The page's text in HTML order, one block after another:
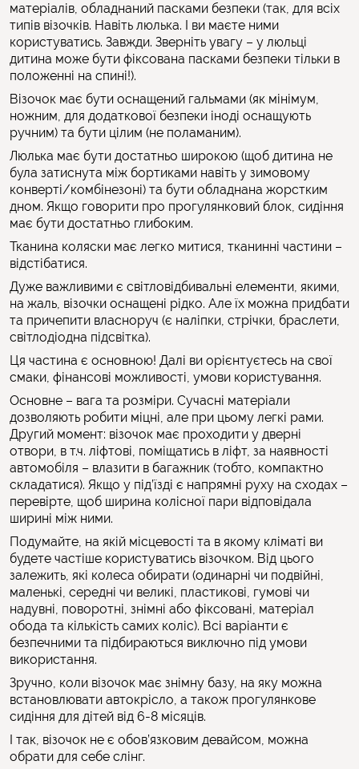
матеріалів, обладнаний пасками безпеки (так, для всіх
типів візочків. Навіть люлька. І ви маєте ними
користуватись. Завжди. Зверніть увагу – у люльці
дитина може бути фіксована пасками безпеки тільки в
положенні на спині!).
Візочок має бути оснащений гальмами (як мінімум,
ножним, для додаткової безпеки іноді оснащують
ручним) та бути цілим (не поламаним).
Люлька має бути достатньо широкою (щоб дитина не
була затиснута між бортиками навіть у зимовому
конверті/комбінезоні) та бути обладнана жорстким
дном. Якщо говорити про прогулянковий блок, сидіння
має бути достатньо глибоким.
Тканина коляски має легко митися, тканинні частини –
відстібатися.
Дуже важливими є світловідбивальні елементи, якими,
на жаль, візочки оснащені рідко. Але їх можна придбати
та причепити власноруч (є наліпки, стрічки, браслети,
світлодіодна підсвітка).
Ця частина є основною! Далі ви орієнтуєтесь на свої
смаки, фінансові можливості, умови користування.
Основне – вага та розміри. Сучасні матеріали
дозволяють робити міцні, але при цьому легкі рами.
Другий момент: візочок має проходити у дверні
отвори, в т.ч. ліфтові, поміщатись в ліфт, за наявності
автомобіля – влазити в багажник (тобто, компактно
складатися). Якщо у під’їзді є напрямні руху на сходах –
перевірте, щоб ширина колісної пари відповідала
ширині між ними.
Подумайте, на якій місцевості та в якому кліматі ви
будете частіше користуватись візочком. Від цього
залежить, які колеса обирати (одинарні чи подвійні,
маленькі, середні чи великі, пластикові, гумові чи
надувні, поворотні, знімні або фіксовані, матеріал
обода та кількість самих коліс). Всі варіанти є
безпечними та підбираються виключно під умови
використання.
Зручно, коли візочок має знімну базу, на яку можна
встановлювати автокрісло, а також прогулянкове
сидіння для дітей від 6-8 місяців.
І так, візочок не є обов’язковим девайсом, можна
обрати для себе слінг.